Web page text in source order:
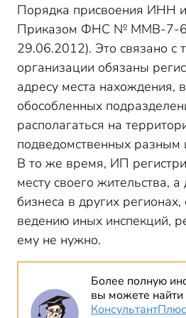
Порядка присвоения ИНН
Приказом ФНС № ММВ-7-
29.06.2012). Это связано с
организации обязаны
адресу места нахождения,
обособленных
располагаться на
подведомственных
В то же время, ИП
месту своего жительства,
бизнеса в других
ведению иных инспекций,
ему не нужно.
Более полную
вы можете найти
КонсультантПлюс